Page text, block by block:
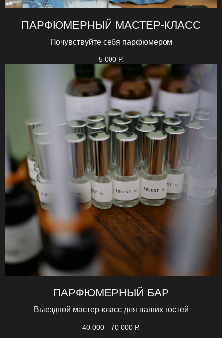
ПАРФЮМЕРНЫЙ МАСТЕР-КЛАСС
Почувствуйте себя парфюмером
5 000 Р.
ПАРФЮМЕРНЫЙ БАР
Выездной мастер-класс для ваших гостей
40 000—70 000 Р.